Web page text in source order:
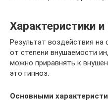
Характеристики и
Результат воздействия на
от степени внушаемости
можно приравнять к
это гипноз.
Основными